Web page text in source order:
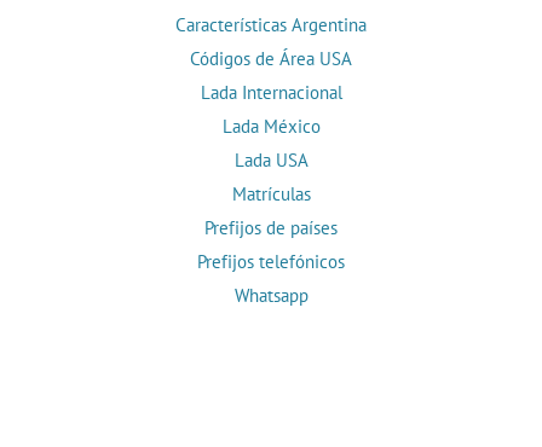
Características Argentina
Códigos de Área USA
Lada Internacional
Lada México
Lada USA
Matrículas
Prefijos de países
Prefijos telefónicos
Whatsapp